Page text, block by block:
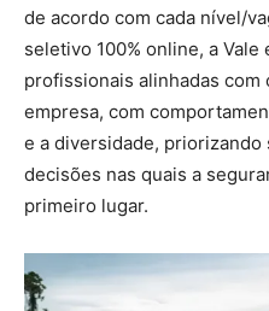
de acordo com cada nível/
seletivo 100% online, a
profissionais alinhadas
empresa, com
e a diversidade,
decisões nas quais a
primeiro lugar.